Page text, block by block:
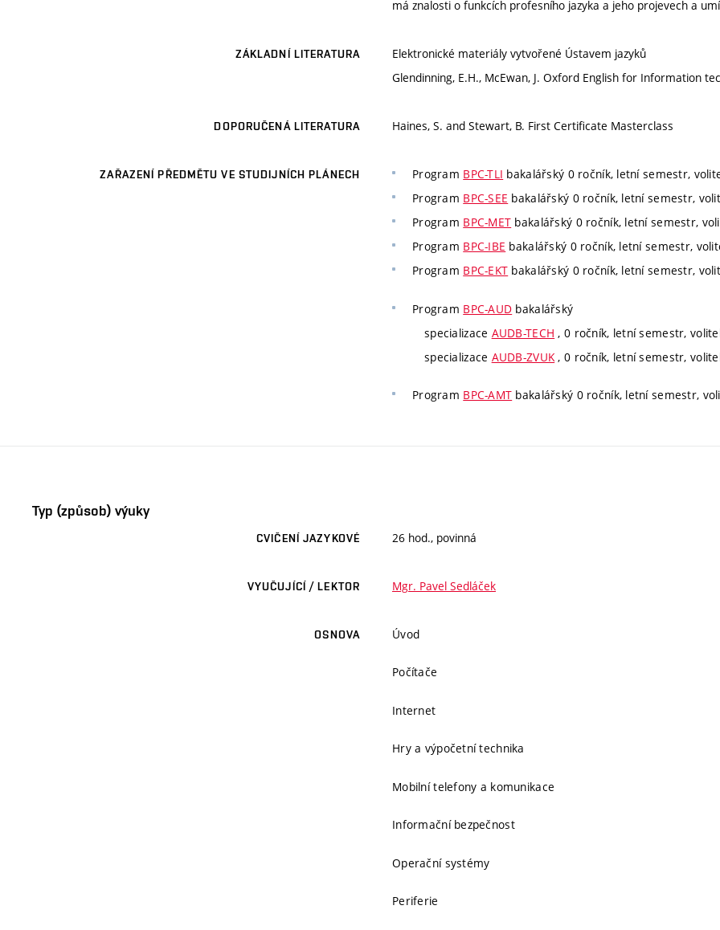
má znalosti o funkcích profesního jazyka a jeho projevech a
ZÁKLADNÍ LITERATURA
Elektronické materiály vytvořené Ústavem jazyků
Glendinning, E.H., McEwan, J. Oxford English for Information
DOPORUČENÁ LITERATURA Haines, S. and Stewart, B. First Certificate Masterclass
ZAŘAZENÍ PŘEDMĚTU VE STUDIJNÍCH PLÁNECH Program BPC-TLI bakalářský 0 ročník, letní semestr,
Program BPC-SEE bakalářský 0 ročník, letní semestr,
Program BPC-MET bakalářský 0 ročník, letní semestr,
Program BPC-IBE bakalářský 0 ročník, letní semestr,
Program BPC-EKT bakalářský 0 ročník, letní semestr,
Program BPC-AUD bakalářský
specializace AUDB-TECH , 0 ročník, letní semestr,
specializace AUDB-ZVUK , 0 ročník, letní semestr,
Program BPC-AMT bakalářský 0 ročník, letní semestr,
Typ (způsob) výuky
CVIČENÍ JAZYKOVÉ 26 hod., povinná
VYUČUJÍCÍ / LEKTOR Mgr. Pavel Sedláček
OSNOVA Úvod
Počítače
Internet
Hry a výpočetní technika
Mobilní telefony a komunikace
Informační bezpečnost
Operační systémy
Periferie